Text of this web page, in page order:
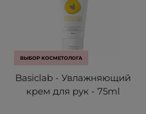
ВЫБОР КОСМЕТОЛОГА
Basiclab - Увлажняющий
крем для рук - 75ml